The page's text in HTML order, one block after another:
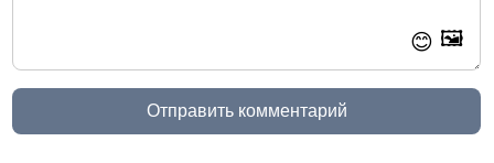
😊 🖼️
Отправить комментарий